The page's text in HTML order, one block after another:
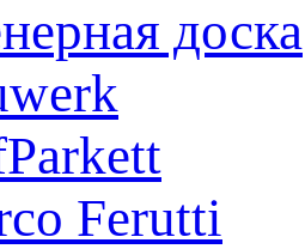
доска
Ferutti